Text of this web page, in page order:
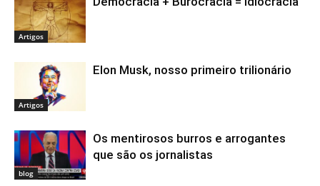
Artigos
Artigos
Elon Musk, nosso primeiro trilionário
blog
Os mentirosos burros e arrogantes
que são os jornalistas